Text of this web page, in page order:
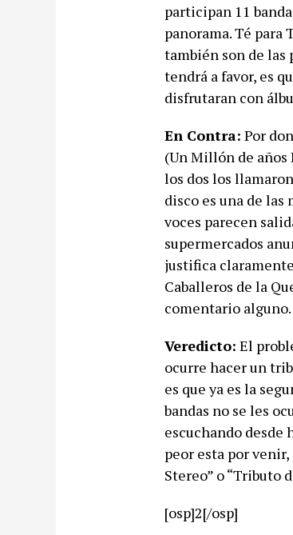
participan 11
panorama. Té
también son de las
tendrá a favor, es
disfrutaran con
En Contra: Por
(Un Millón de años
los dos los
disco es una de las
voces parecen
supermercados
justifica
Caballeros de la
comentario alguno.
Veredicto: El
ocurre hacer un
es que ya es la
bandas no se les
escuchando desde
peor esta por
Stereo” o “Tributo
[osp]2[/osp]